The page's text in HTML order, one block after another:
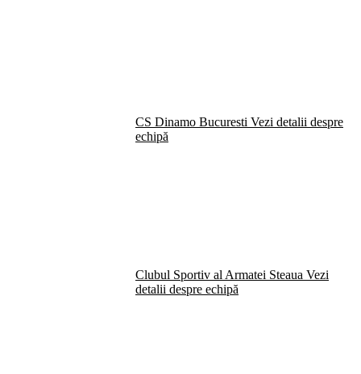
CS Dinamo Bucuresti Vezi detalii despre
echipă
Clubul Sportiv al Armatei Steaua Vezi
detalii despre echipă